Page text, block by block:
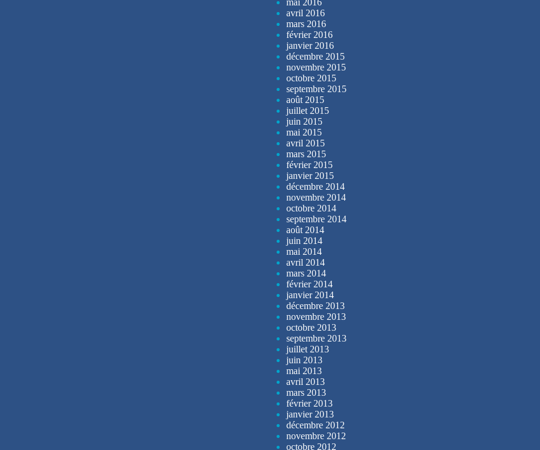
mai 2016
avril 2016
mars 2016
février 2016
janvier 2016
décembre 2015
novembre 2015
octobre 2015
septembre 2015
août 2015
juillet 2015
juin 2015
mai 2015
avril 2015
mars 2015
février 2015
janvier 2015
décembre 2014
novembre 2014
octobre 2014
septembre 2014
août 2014
juin 2014
mai 2014
avril 2014
mars 2014
février 2014
janvier 2014
décembre 2013
novembre 2013
octobre 2013
septembre 2013
juillet 2013
juin 2013
mai 2013
avril 2013
mars 2013
février 2013
janvier 2013
décembre 2012
novembre 2012
octobre 2012